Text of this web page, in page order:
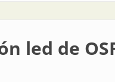
led de